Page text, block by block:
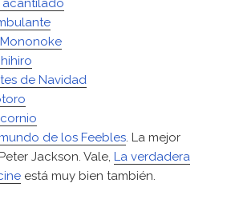
acantilado
de Navidad
de los Feebles. La mejor
Jackson. Vale,La verdadera
está muy bien también.